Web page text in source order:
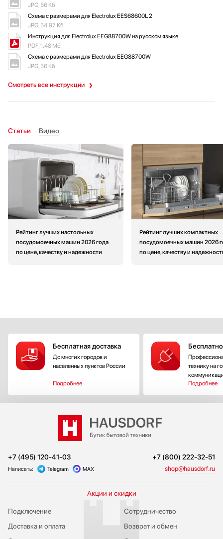
Смотреть все инструкции
JPG, 56 Кб
Схема с размерами для Electrolux EES68600L 2
JPG, 54.97 Кб
Инструкция для Electrolux EEG88700W на русском языке
PDF, 1.48 Мб
Схема с размерами для Electrolux EEG88700W
JPG, 56 Кб
Статьи Видео
Рейтинг лучших настольных
посудомоечных машин 2026 года
по цене, качеству и надежности
Рейтинг лучших компактных
посудомоечных машин 2026
по цене, качеству и
Бесплатная доставка
До многих городов и
населенных пунктов России
Подробнее
технику на
Подробнее
+7 (495) 120-41-03 +7 (800) 222-32-51
Написать: Telegram MAX shop@hausdorf.ru
Акции и скидки
Подключение
Доставка и оплата
Сотрудничество
Возврат и обмен